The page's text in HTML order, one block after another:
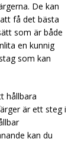
De kan
få det bästa
som är både
en kunnig
som kan
hållbara
är ett steg i
kan du